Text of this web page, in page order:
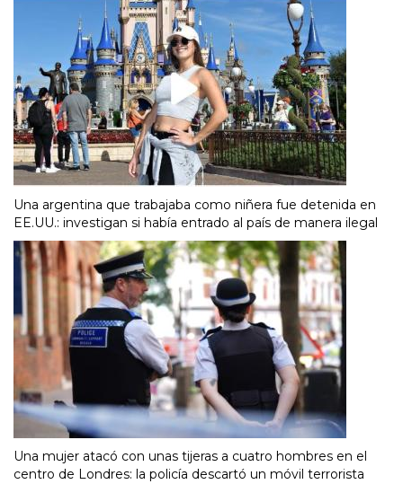
Una argentina que trabajaba como niñera fue detenida en
EE.UU.: investigan si había entrado al país de manera ilegal
Una mujer atacó con unas tijeras a cuatro hombres en el
centro de Londres: la policía descartó un móvil terrorista